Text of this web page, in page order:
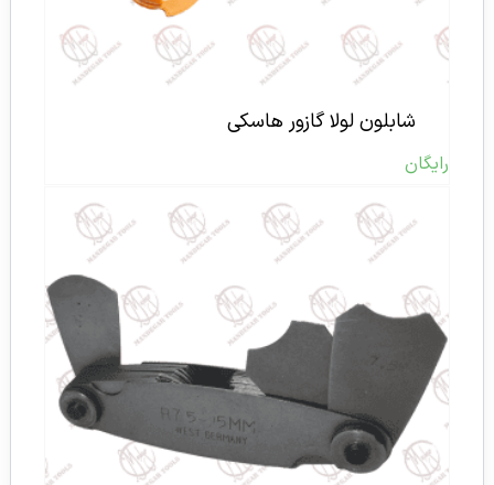
شابلون لولا گازور هاسکی
رایگان